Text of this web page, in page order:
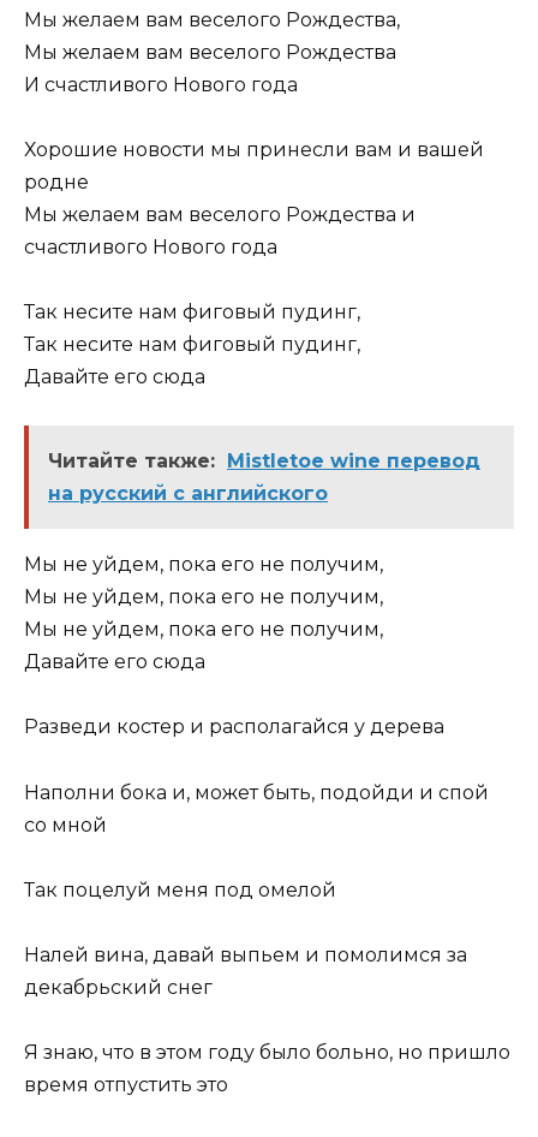
Мы желаем вам веселого Рождества,
Мы желаем вам веселого Рождества
И счастливого Нового года
Хорошие новости мы принесли вам и вашей
родне
Мы желаем вам веселого Рождества и
счастливого Нового года
Так несите нам фиговый пудинг,
Так несите нам фиговый пудинг,
Давайте его сюда
Читайте также:
Mistletoe wine перевод
на русский с английского
Мы не уйдем, пока его не получим,
Мы не уйдем, пока его не получим,
Мы не уйдем, пока его не получим,
Давайте его сюда
Разведи костер и располагайся у дерева
Наполни бока и, может быть, подойди и спой
со мной
Так поцелуй меня под омелой
Налей вина, давай выпьем и помолимся за
декабрьский снег
Я знаю, что в этом году было больно, но пришло
время отпустить это